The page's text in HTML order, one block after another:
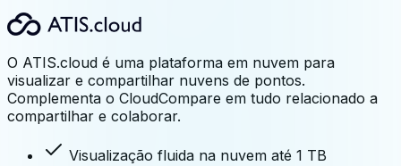
O ATIS.cloud é uma plataforma em nuvem para
visualizar e compartilhar nuvens de pontos.
Complementa o CloudCompare em tudo relacionado a
compartilhar e colaborar.
Visualização fluida na nuvem até 1 TB